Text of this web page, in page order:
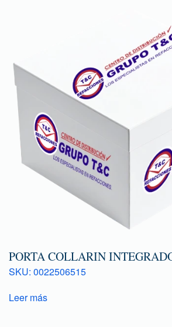
PORTA COLLARIN
SKU: 0022506515
Leer más